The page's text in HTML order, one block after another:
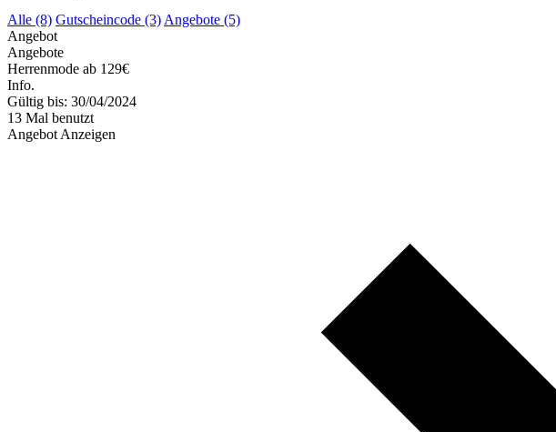
Alle (8) Gutscheincode (3) Angebote (5)
Angebot
Angebote
Herrenmode ab 129€
Info.
Gültig bis: 30/04/2024
13 Mal benutzt
Angebot Anzeigen